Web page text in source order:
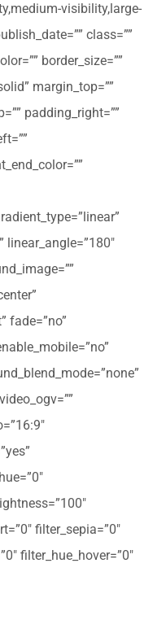
visibility,large-
class=””
border_size=””
margin_top=””
padding_right=””
linear_angle=”180″
fade=”no”
filter_sepia=”0″
filter_hue_hover=”0″